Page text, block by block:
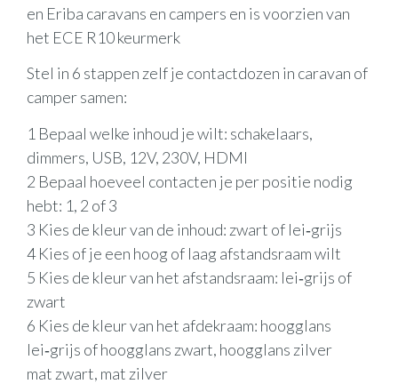
en Eriba caravans en campers en is voorzien van
het ECE R10 keurmerk
Stel in 6 stappen zelf je contactdozen in caravan of
camper samen:
1 Bepaal welke inhoud je wilt: schakelaars,
dimmers, USB, 12V, 230V, HDMI
2 Bepaal hoeveel contacten je per positie nodig
hebt: 1, 2 of 3
3 Kies de kleur van de inhoud: zwart of lei‑grijs
4 Kies of je een hoog of laag afstandsraam wilt
5 Kies de kleur van het afstandsraam: lei‑grijs of
zwart
6 Kies de kleur van het afdekraam: hoogglans
lei‑grijs of hoogglans zwart, hoogglans zilver
mat zwart, mat zilver